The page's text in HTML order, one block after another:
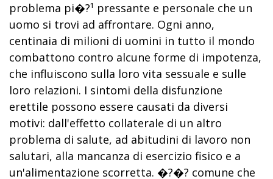
problema pi�?¹ pressante e personale che un
uomo si trovi ad affrontare. Ogni anno,
centinaia di milioni di uomini in tutto il mondo
combattono contro alcune forme di impotenza,
che influiscono sulla loro vita sessuale e sulle
loro relazioni. I sintomi della disfunzione
erettile possono essere causati da diversi
motivi: dall'effetto collaterale di un altro
problema di salute, ad abitudini di lavoro non
salutari, alla mancanza di esercizio fisico e a
un'alimentazione scorretta. �?�? comune che